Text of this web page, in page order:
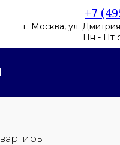
+7
г. Москва, ул.
Пн - Пт